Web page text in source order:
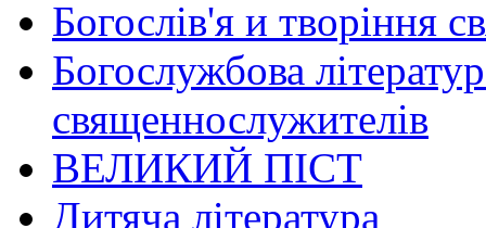
Богослів'я и творіння
Богослужбова
священнослужителів
ВЕЛИКИЙ ПІСТ
Дитяча література